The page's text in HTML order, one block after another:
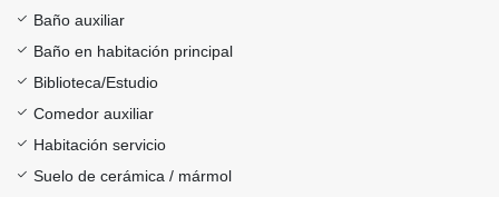
Baño auxiliar
Baño en habitación principal
Biblioteca/Estudio
Comedor auxiliar
Habitación servicio
Suelo de cerámica / mármol